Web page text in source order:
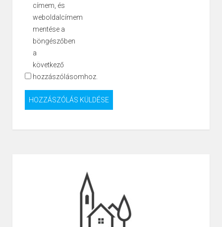
címem, és
weboldalcímem
mentése a
böngészőben
a
következő
hozzászólásomhoz.